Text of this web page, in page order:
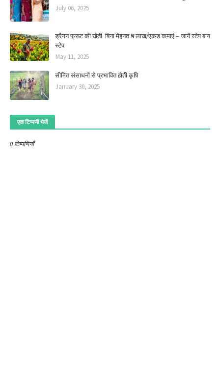
July 06, 2025
ड्रैगन फ्रूट की खेती: बिना मेहनत ₹5 लाख/एकड़ कमाएं – जानें स्टेप बाय
स्टेप
May 11, 2025
सीमित संसाधनों से प्रभावित होती कृषि
January 30, 2025
एक टिप्पणी भेजें
0 टिप्पणियाँ